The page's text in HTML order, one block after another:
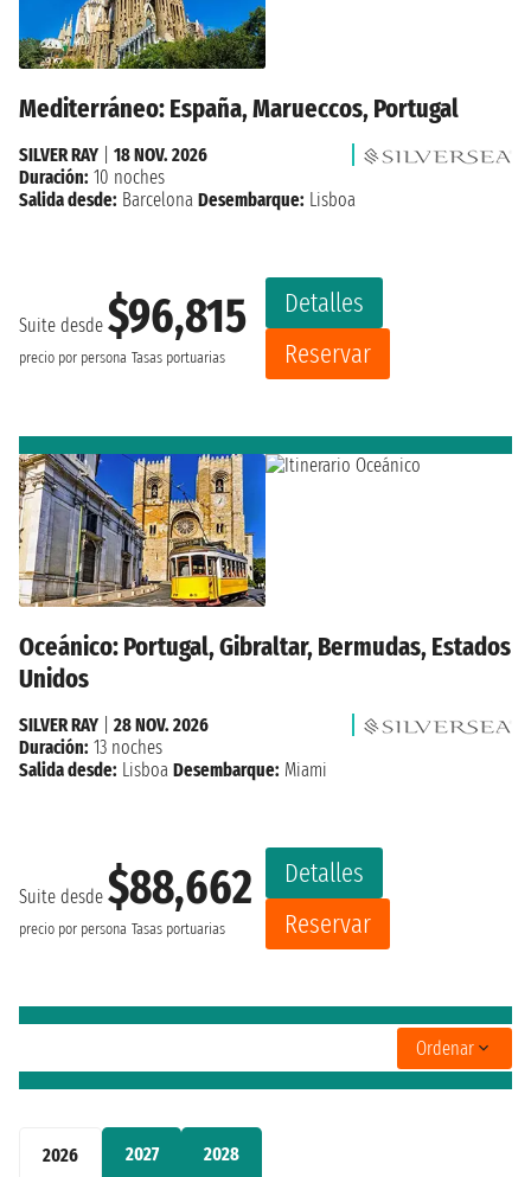
2026 2027 2028
Mediterráneo: España, Marueccos, Portugal
Suite desde $96,815
precio por persona Tasas portuarias
Detalles
Reservar
SILVER RAY
18 NOV. 2026
Duración: 10 noches
Salida desde: Barcelona Desembarque: Lisboa
Oceánico: Portugal, Gibraltar, Bermudas, Estados
Unidos
Suite desde $88,662
precio por persona Tasas portuarias
Detalles
Reservar
SILVER RAY
28 NOV. 2026
Duración: 13 noches
Salida desde: Lisboa Desembarque: Miami
Ordenar